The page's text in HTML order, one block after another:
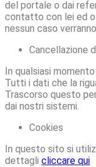
del portale o dai
contatto con lei ed
nessun caso
Cancellazione
In qualsiasi
Tutti i dati che la
Trascorso questo
dai nostri sistemi.
Cookies
In questo sito si
dettagli cliccare qui